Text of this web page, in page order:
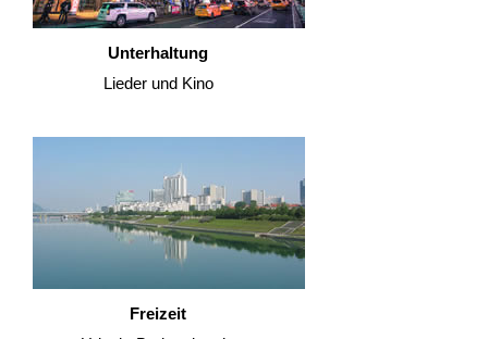
Unterhaltung
Lieder und Kino
Freizeit